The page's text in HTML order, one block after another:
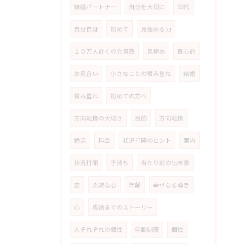
結婚パートナー 自分を大切に 50代
自分自身 初めて 見極める力
１０万人近くの会員数 見極め 良心的
お見合い 小さなことの積み重ね 結婚
積み重ね 初めての方へ
方向転換の大切さ 目的 方向転換
婚活 料金 状況打開のヒント 案内
状況打開 子持ち 当たり前の出来事
恋 柔軟な心 年齢 幸せなる導き
心 成婚までのストーリー
人それぞれの個性 年齢制限 個性